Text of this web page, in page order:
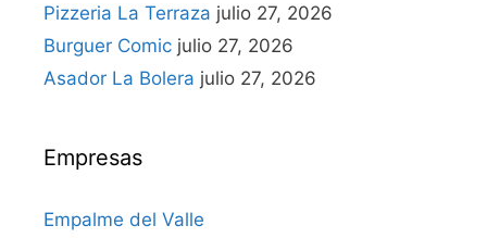
Pizzeria La Terraza julio 27, 2026
Burguer Comic julio 27, 2026
Asador La Bolera julio 27, 2026
Empresas
Empalme del Valle